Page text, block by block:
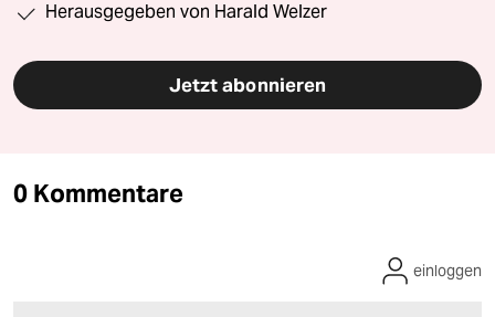
Herausgegeben von Harald Welzer
Jetzt abonnieren
0 Kommentare
einloggen